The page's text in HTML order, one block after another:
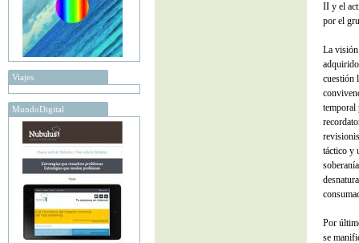
Viajes
MundoDigital
II y el
por el
La visión
cuestión
temporal
táctico y
Por
se